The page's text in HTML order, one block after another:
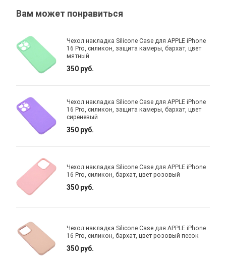
Вам может понравиться
Чехол накладка Silicone Case для APPLE iPhone
16 Pro, силикон, защита камеры, бархат, цвет
мятный
350 руб.
Чехол накладка Silicone Case для APPLE iPhone
16 Pro, силикон, защита камеры, бархат, цвет
сиреневый
350 руб.
Чехол накладка Silicone Case для APPLE iPhone
16 Pro, силикон, бархат, цвет розовый
350 руб.
Чехол накладка Silicone Case для APPLE iPhone
16 Pro, силикон, бархат, цвет розовый песок
350 руб.